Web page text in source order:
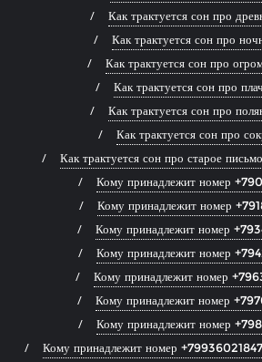
Как трактуется сон про
Как трактуется сон про
Как трактуется сон про
Как трактуется сон про
Как трактуется сон про
Как трактуется сон про
Как трактуется сон про старое письмо
Кому принадлежит номер
Кому принадлежит номер
Кому принадлежит номер
Кому принадлежит номер
Кому принадлежит номер
Кому принадлежит номер
Кому принадлежит номер
Кому принадлежит номер